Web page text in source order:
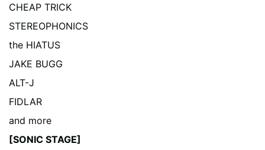
CHEAP TRICK
STEREOPHONICS
the HIATUS
JAKE BUGG
ALT-J
FIDLAR
and more
[SONIC STAGE]